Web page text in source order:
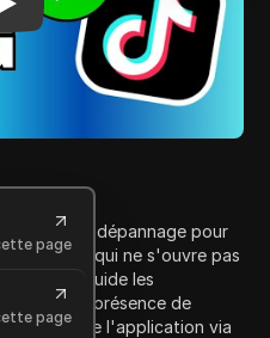
page
page
de dépannage pour
un iPhone qui ne s'ouvre pas
Elle guide les
de la présence de
à jour de l'application via